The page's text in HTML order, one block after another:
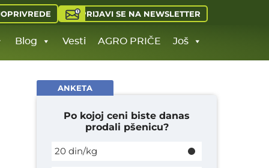
PRIJAVI SE NA NEWSLETTER
Blog Vesti AGRO PRIČE Još
ANKETA
Po kojoj ceni biste danas
prodali pšenicu?
20 din/kg